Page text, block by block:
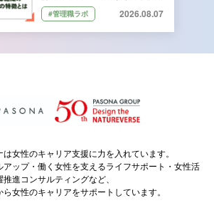
に管理職ができること｜石
井遼介さん監修
#管理職ラボ 2026.08.07
女性のキャリア支援に力を入れています。
ップ・働く女性を支えるライフサポート・女性活
推進コンサルティングなど、
女性のキャリアをサポートしています。